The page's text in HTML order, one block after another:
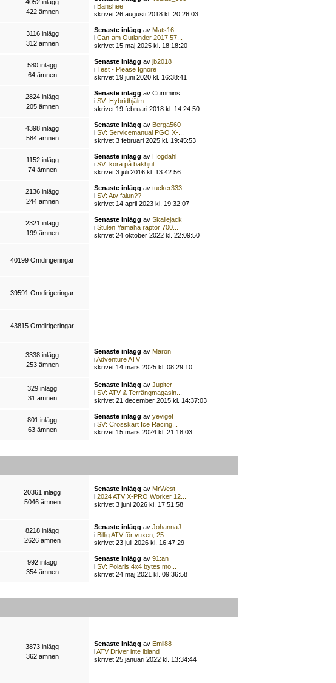
4052 inlägg
422 ämnen
iBanshee
skrivet 26 augusti 2018 kl. 20:26:03
3116 inlägg
312 ämnen
Senaste inlägg avMats16
iCan-am Outlander 2017 57...
skrivet 15 maj 2025 kl. 18:18:20
580 inlägg
64 ämnen
Senaste inlägg avjb2018
iTest - Please Ignore
skrivet 19 juni 2020 kl. 16:38:41
2824 inlägg
205 ämnen
Senaste inlägg av Cummins
iSV: Hybridhjälm
skrivet 19 februari 2018 kl. 14:24:50
4398 inlägg
584 ämnen
Senaste inlägg avBerga560
iSV: Servicemanual PGO X-...
skrivet 3 februari 2025 kl. 19:45:53
1152 inlägg
74 ämnen
Senaste inlägg avHögdahl
iSV: köra på bakhjul
skrivet 3 juli 2016 kl. 13:42:56
2136 inlägg
244 ämnen
Senaste inlägg avtucker333
iSV: Atv falun??
skrivet 14 april 2023 kl. 19:32:07
2321 inlägg
199 ämnen
Senaste inlägg avSkallejack
iStulen Yamaha raptor 700...
skrivet 24 oktober 2022 kl. 22:09:50
40199 Omdirigeringar
39591 Omdirigeringar
43815 Omdirigeringar
3338 inlägg
253 ämnen
Senaste inlägg avMaron
iAdventure ATV
skrivet 14 mars 2025 kl. 08:29:10
329 inlägg
31 ämnen
Senaste inlägg avJupiter
iSV: ATV & Terrängmagasin...
skrivet 21 december 2015 kl. 14:37:03
801 inlägg
63 ämnen
Senaste inlägg avyeviget
iSV: Crosskart Ice Racing...
skrivet 15 mars 2024 kl. 21:18:03
20361 inlägg
5046 ämnen
Senaste inlägg avMrWest
i2024 ATV X-PRO Worker 12...
skrivet 3 juni 2026 kl. 17:51:58
8218 inlägg
2626 ämnen
Senaste inlägg avJohannaJ
iBillig ATV för vuxen, 25...
skrivet 23 juli 2026 kl. 16:47:29
992 inlägg
354 ämnen
Senaste inlägg av91:an
iSV: Polaris 4x4 bytes mo...
skrivet 24 maj 2021 kl. 09:36:58
3873 inlägg
362 ämnen
Senaste inlägg avEmil88
iATV Driver inte ibland
skrivet 25 januari 2022 kl. 13:34:44